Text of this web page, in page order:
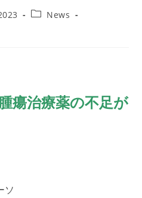
PostNews
瘍治療薬の不足が
ソ